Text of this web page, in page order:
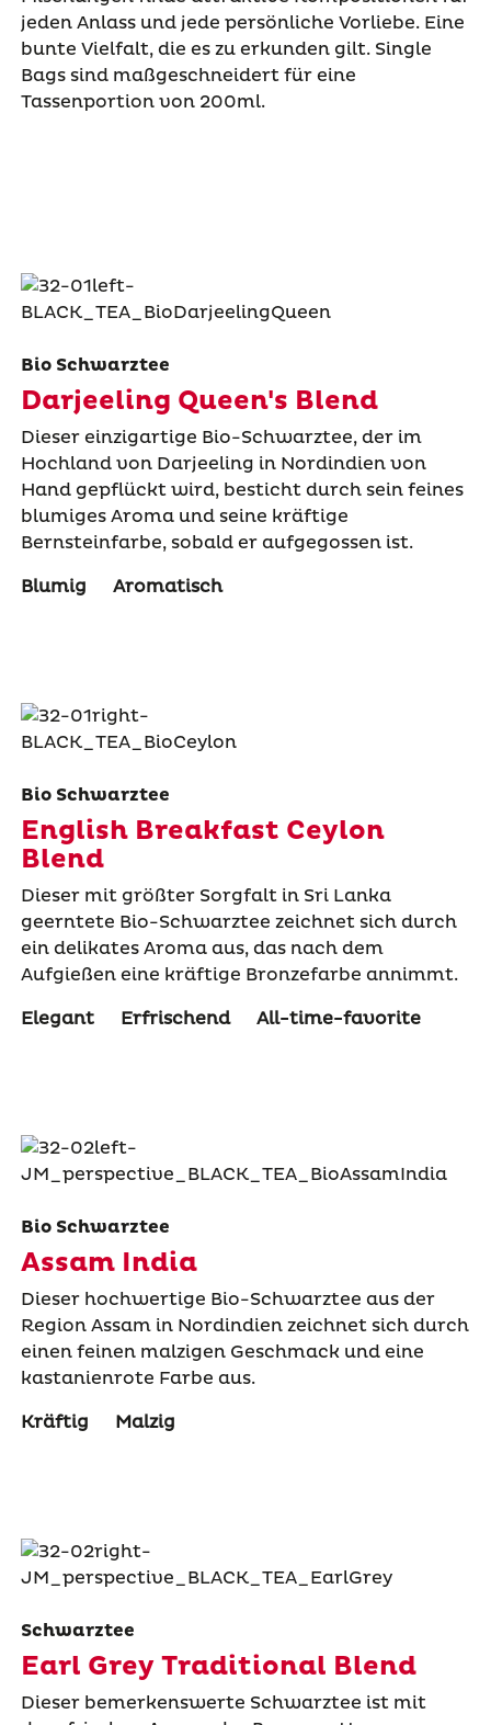
jeden Anlass und jede persönliche Vorliebe. Eine
bunte Vielfalt, die es zu erkunden gilt. Single
Bags sind maßgeschneidert für eine
Tassenportion von 200ml.
Bio Schwarztee
Darjeeling Queen's Blend
Dieser einzigartige Bio-Schwarztee, der im
Hochland von Darjeeling in Nordindien von
Hand gepflückt wird, besticht durch sein feines
blumiges Aroma und seine kräftige
Bernsteinfarbe, sobald er aufgegossen ist.
Blumig
Aromatisch
Bio Schwarztee
English Breakfast Ceylon
Blend
Dieser mit größter Sorgfalt in Sri Lanka
geerntete Bio-Schwarztee zeichnet sich durch
ein delikates Aroma aus, das nach dem
Aufgießen eine kräftige Bronzefarbe annimmt.
Elegant
Erfrischend All-time-favorite
Bio Schwarztee
Assam India
Dieser hochwertige Bio-Schwarztee aus der
Region Assam in Nordindien zeichnet sich durch
einen feinen malzigen Geschmack und eine
kastanienrote Farbe aus.
Kräftig
Malzig
Schwarztee
Earl Grey Traditional Blend
Dieser bemerkenswerte Schwarztee ist mit